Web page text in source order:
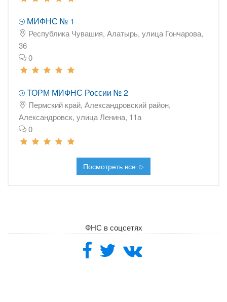
МИФНС № 1
Республика Чувашия, Алатырь, улица Гончарова,
36
0
ТОРМ МИФНС России № 2
Пермский край, Александровский район,
Александровск, улица Ленина, 11а
0
Посмотреть все
ФНС в соцсетях